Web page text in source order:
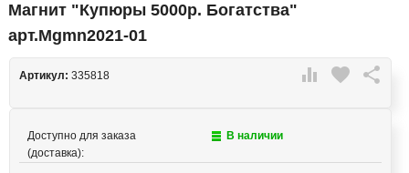
Магнит "Купюры 5000р. Богатства"
арт.Mgmn2021-01
 favorite 
Артикул: 335818
Доступно для заказа
(доставка):
В наличии